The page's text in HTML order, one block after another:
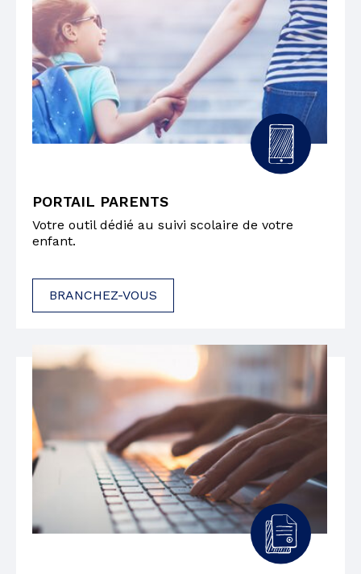
PORTAIL PARENTS
Votre outil dédié au suivi scolaire de votre
enfant.
BRANCHEZ-VOUS